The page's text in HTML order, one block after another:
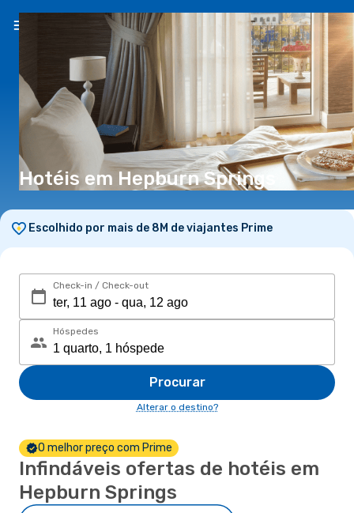
PT(€)
Hotéis em Hepburn Springs
Escolhido por mais de 8M de viajantes Prime
Check-in / Check-out
Hóspedes
Procurar
Alterar o destino?
O melhor preço com Prime
Infindáveis ofertas de hotéis em
Hepburn Springs